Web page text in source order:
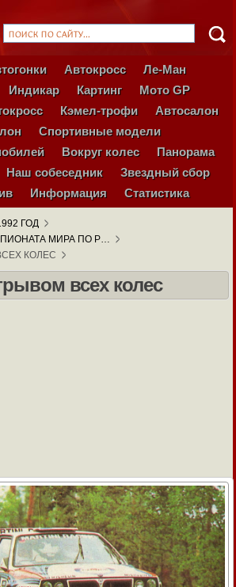
Автокросс
Ле-Ман
Индикар Картинг
Мото GP
Кэмел-трофи
Автосалон
Спортивные модели
Вокруг колес
Панорама
Наш собеседник
Звездный сбор
Информация Статистика
ГОД
МИРА ПО Р…
КОЛЕС
всех колес